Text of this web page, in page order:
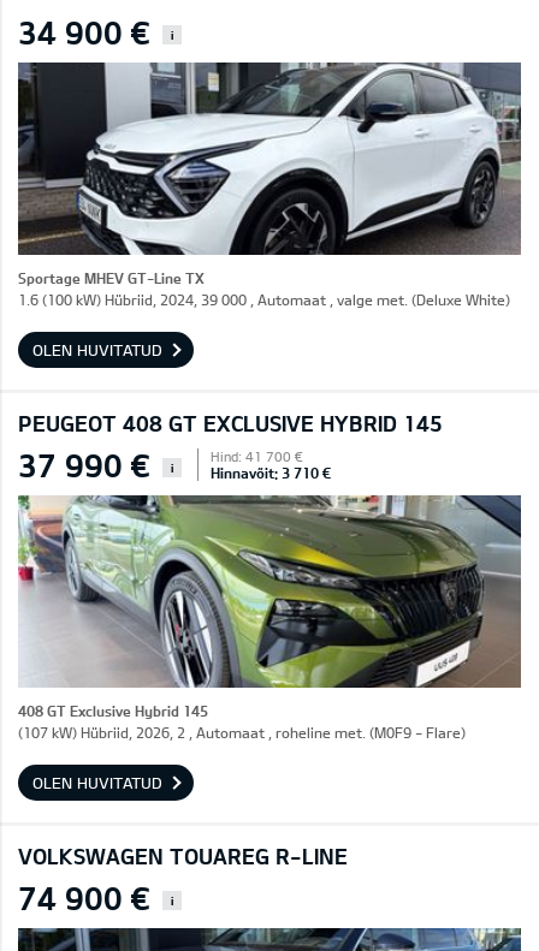
34 900 € i
Sportage MHEV GT-Line TX
1.6 (100 kW) Hübriid, 2024, 39 000 , Automaat , valge met. (Deluxe White)
OLEN HUVITATUD
PEUGEOT 408 GT EXCLUSIVE HYBRID 145
37 990 € i
Hind: 41 700 €
Hinnavõit: 3 710 €
408 GT Exclusive Hybrid 145
(107 kW) Hübriid, 2026, 2 , Automaat , roheline met. (M0F9 - Flare)
OLEN HUVITATUD
VOLKSWAGEN TOUAREG R-LINE
74 900 € i